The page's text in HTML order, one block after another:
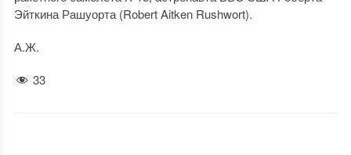
Эйткина Рашуорта (Robert Aitken Rushwort).
А.Ж.
33